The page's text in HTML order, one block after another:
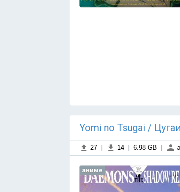
Yomi no Tsugai /
27 14 6.98 GB
аниме